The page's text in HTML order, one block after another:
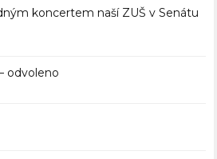
koncertem naší ZUŠ v Senátu
odvoleno